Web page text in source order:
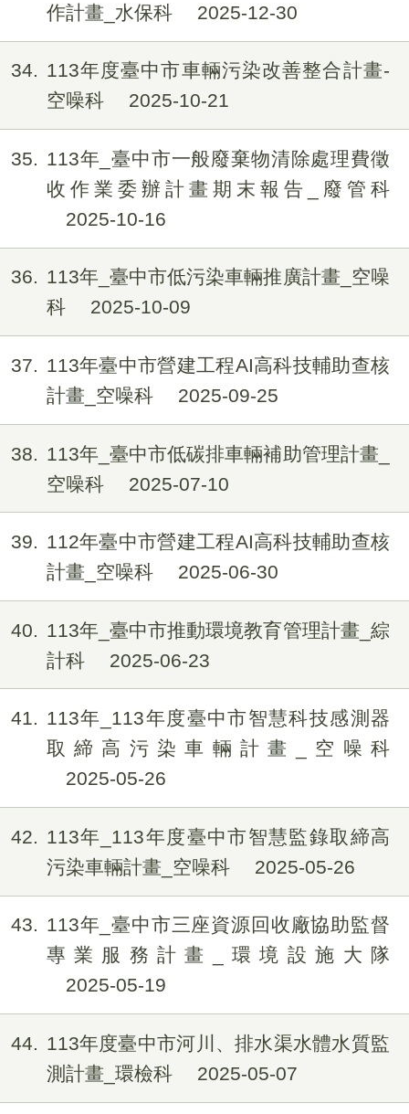
作計畫_水保科
2025-12-30
34
113年度臺中市車輛污染改善整合計畫-
空噪科
2025-10-21
35
113年_臺中市一般廢棄物清除處理費徵
收作業委辦計畫期末報告_廢管科
2025-10-16
36
113年_臺中市低污染車輛推廣計畫_空噪
科
2025-10-09
37
113年臺中市營建工程AI高科技輔助查核
計畫_空噪科
2025-09-25
38
113年_臺中市低碳排車輛補助管理計畫_
空噪科
2025-07-10
39
112年臺中市營建工程AI高科技輔助查核
計畫_空噪科
2025-06-30
40
113年_臺中市推動環境教育管理計畫_綜
計科
2025-06-23
41
113年_113年度臺中市智慧科技感測器
取締高污染車輛計畫_空噪科
2025-05-26
42
113年_113年度臺中市智慧監錄取締高
污染車輛計畫_空噪科
2025-05-26
43
113年_臺中市三座資源回收廠協助監督
專業服務計畫_環境設施大隊
2025-05-19
44
113年度臺中市河川、排水渠水體水質監
測計畫_環檢科
2025-05-07